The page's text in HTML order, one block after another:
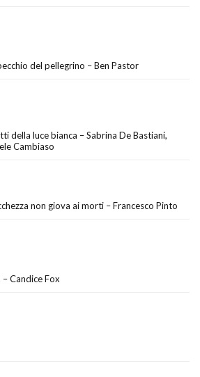
del pellegrino – Ben Pastor
della luce bianca – Sabrina De Bastiani,
Cambiaso
non giova ai morti – Francesco Pinto
Candice Fox